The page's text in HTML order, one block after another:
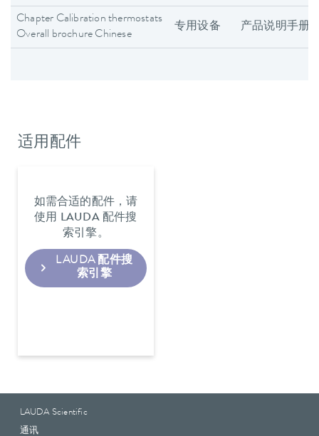
Chapter Calibration thermostats
Overall brochure Chinese
专用设备 产品说明手册
适用配件
如需合适的配件，请
使用 LAUDA 配件搜
索引擎。
LAUDA 配件搜
索引擎
LAUDA Scientific
通讯